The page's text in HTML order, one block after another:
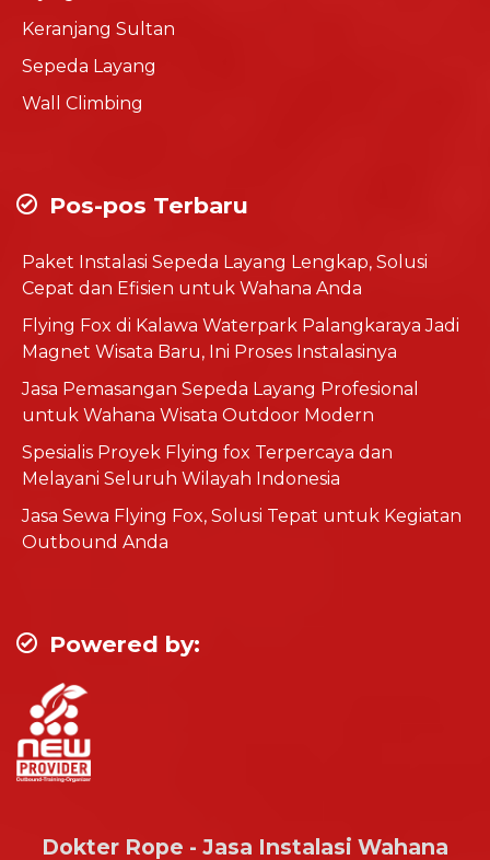
Keranjang Sultan
Sepeda Layang
Wall Climbing
Pos-pos Terbaru
Paket Instalasi Sepeda Layang Lengkap, Solusi
Cepat dan Efisien untuk Wahana Anda
Flying Fox di Kalawa Waterpark Palangkaraya Jadi
Magnet Wisata Baru, Ini Proses Instalasinya
Jasa Pemasangan Sepeda Layang Profesional
untuk Wahana Wisata Outdoor Modern
Spesialis Proyek Flying fox Terpercaya dan
Melayani Seluruh Wilayah Indonesia
Jasa Sewa Flying Fox, Solusi Tepat untuk Kegiatan
Outbound Anda
Powered by:
Dokter Rope - Jasa Instalasi Wahana